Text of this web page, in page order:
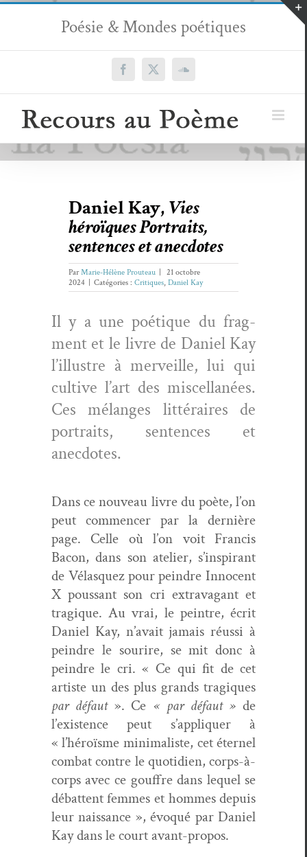
Passer
contenu
Poésie & Mondes poétiques
Facebook
X SoundCloud
Daniel Kay,Vies
héroïques Portraits,
sentences et anecdotes
ParMarie-Hélène Prouteau
21 octobre
2024
Catégories : Critiques, Daniel Kay
Il y a une poé­tique du frag­
ment et le livre de Daniel Kay
l’illustre à mer­veille, lui qui
cul­tive l’art des mis­cel­lanées.
Ces mélanges lit­téraires de
por­traits, sen­tences et
anecdotes.
Dans ce nou­veau livre du poète, l’on
peut com­mencer par la dernière
page. Celle où l’on voit Fran­cis
Bacon, dans son ate­lier, s’inspirant
de Vélasquez pour pein­dre Inno­cent
X pous­sant son cri extrav­a­gant et
trag­ique. Au vrai, le pein­tre, écrit
Daniel Kay, n’avait jamais réus­si à
pein­dre le sourire, se mit donc à
pein­dre le cri. « Ce qui fit de cet
artiste un des plus grands trag­iques
par défaut». Ce « par défaut » de
l’existence peut s’appliquer à
« l’héroïsme min­i­mal­iste, cet éter­nel
com­bat con­tre le quo­ti­di­en, corps-à-
corps avec ce gouf­fre dans lequel se
débat­tent femmes et hommes depuis
leur nais­sance », évo­qué par Daniel
Kay dans le court avant-propos.